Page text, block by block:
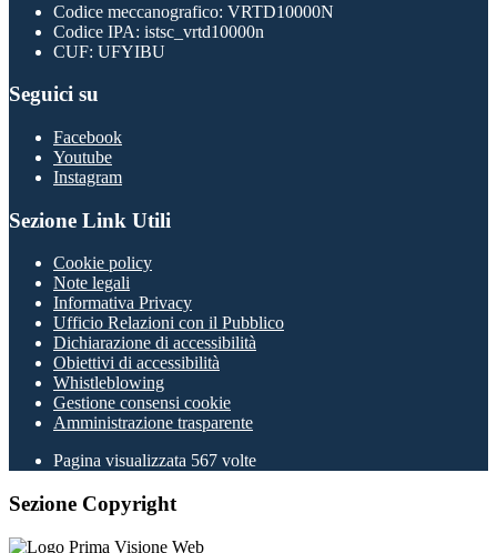
Codice meccanografico: VRTD10000N
Codice IPA: istsc_vrtd10000n
CUF: UFYIBU
Seguici su
Facebook
Youtube
Instagram
Sezione Link Utili
Cookie policy
Note legali
Informativa Privacy
Ufficio Relazioni con il Pubblico
Dichiarazione di accessibilità
Obiettivi di accessibilità
Whistleblowing
Gestione consensi cookie
Amministrazione trasparente
Pagina visualizzata 567 volte
Sezione Copyright